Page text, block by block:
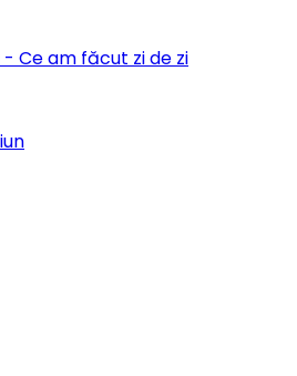
Ce am făcut zi de zi